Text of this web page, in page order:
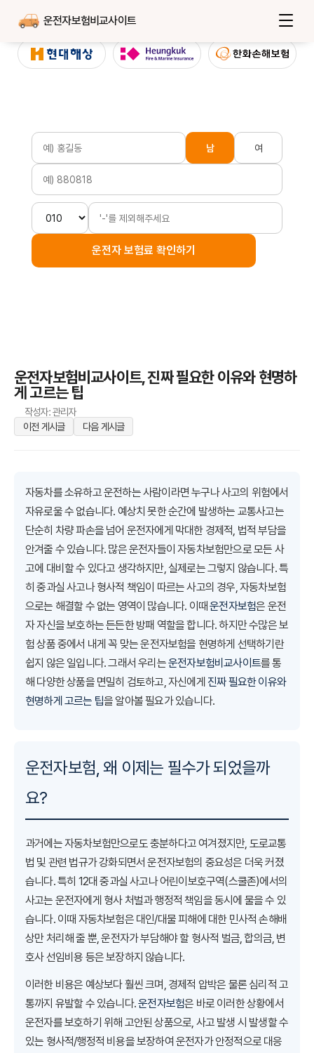
운전자보험비교사이트
남 여
운전자 보험료 확인하기
운전자보험비교사이트, 진짜 필요한 이유와 현명하
게 고르는 팁
작성자: 관리자
이전 게시글
다음 게시글
자동차를 소유하고 운전하는 사람이라면 누구나 사고의 위험에서
자유로울 수 없습니다. 예상치 못한 순간에 발생하는 교통사고는
단순히 차량 파손을 넘어 운전자에게 막대한 경제적, 법적 부담을
안겨줄 수 있습니다. 많은 운전자들이 자동차보험만으로 모든 사
고에 대비할 수 있다고 생각하지만, 실제로는 그렇지 않습니다. 특
히 중과실 사고나 형사적 책임이 따르는 사고의 경우, 자동차보험
으로는 해결할 수 없는 영역이 많습니다. 이때운전자보험은 운전
자 자신을 보호하는 든든한 방패 역할을 합니다. 하지만 수많은 보
험 상품 중에서 내게 꼭 맞는 운전자보험을 현명하게 선택하기란
쉽지 않은 일입니다. 그래서 우리는운전자보험비교사이트를 통
해 다양한 상품을 면밀히 검토하고, 자신에게 진짜 필요한 이유와
현명하게 고르는 팁을 알아볼 필요가 있습니다.
운전자보험, 왜 이제는 필수가 되었을까
요?
과거에는 자동차보험만으로도 충분하다고 여겨졌지만, 도로교통
법 및 관련 법규가 강화되면서 운전자보험의 중요성은 더욱 커졌
습니다. 특히 12대 중과실 사고나 어린이보호구역(스쿨존)에서의
사고는 운전자에게 형사 처벌과 행정적 책임을 동시에 물을 수 있
습니다. 이때 자동차보험은 대인/대물 피해에 대한 민사적 손해배
상만 처리해 줄 뿐, 운전자가 부담해야 할 형사적 벌금, 합의금, 변
호사 선임비용 등은 보장하지 않습니다.
이러한 비용은 예상보다 훨씬 크며, 경제적 압박은 물론 심리적 고
통까지 유발할 수 있습니다.운전자보험은 바로 이러한 상황에서
운전자를 보호하기 위해 고안된 상품으로, 사고 발생 시 발생할 수
있는 형사적/행정적 비용을 보장하여 운전자가 안정적으로 대응